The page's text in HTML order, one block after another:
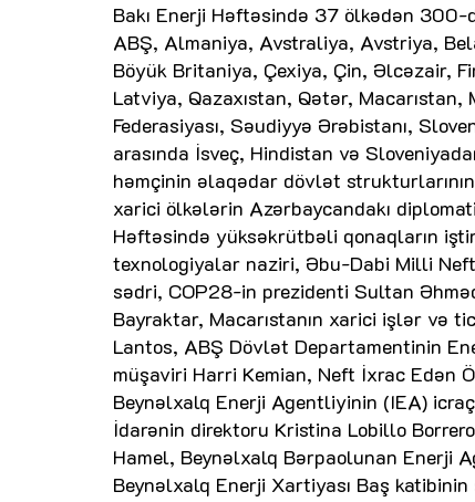
Bakı Enerji Həftəsində 37 ölkədən 300-
ABŞ, Almaniya, Avstraliya, Avstriya,
Böyük Britaniya, Çexiya, Çin, Əlcəzair,
Latviya, Qazaxıstan, Qətər,
Federasiyası, Səudiyyə Ərəbistanı,
arasında İsveç, Hindistan və
həmçinin əlaqədar dövlət
xarici ölkələrin Azərbaycandakı
Həftəsində yüksəkrütbəli qonaqların
texnologiyalar naziri, Əbu-Dabi Milli
sədri, COP28-in prezidenti Sultan
Bayraktar, Macarıstanın xarici işlər və
Lantos, ABŞ Dövlət Departamentinin
müşaviri Harri Kemian, Neft İxrac Edən
Beynəlxalq Enerji Agentliyinin (IEA)
İdarənin direktoru Kristina Lobillo
Hamel, Beynəlxalq Bərpaolunan Enerji
Beynəlxalq Enerji Xartiyası Baş